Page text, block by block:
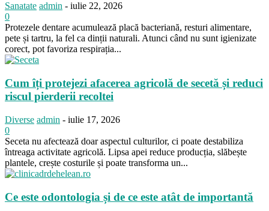
Sanatate admin - iulie 22, 2026
0
Protezele dentare acumulează placă bacteriană, resturi alimentare,
pete și tartru, la fel ca dinții naturali. Atunci când nu sunt igienizate
corect, pot favoriza respirația...
Cum îți protejezi afacerea agricolă de secetă și reduci
riscul pierderii recoltei
Diverse admin - iulie 17, 2026
0
Seceta nu afectează doar aspectul culturilor, ci poate destabiliza
întreaga activitate agricolă. Lipsa apei reduce producția, slăbește
plantele, crește costurile și poate transforma un...
Ce este odontologia și de ce este atât de importantă